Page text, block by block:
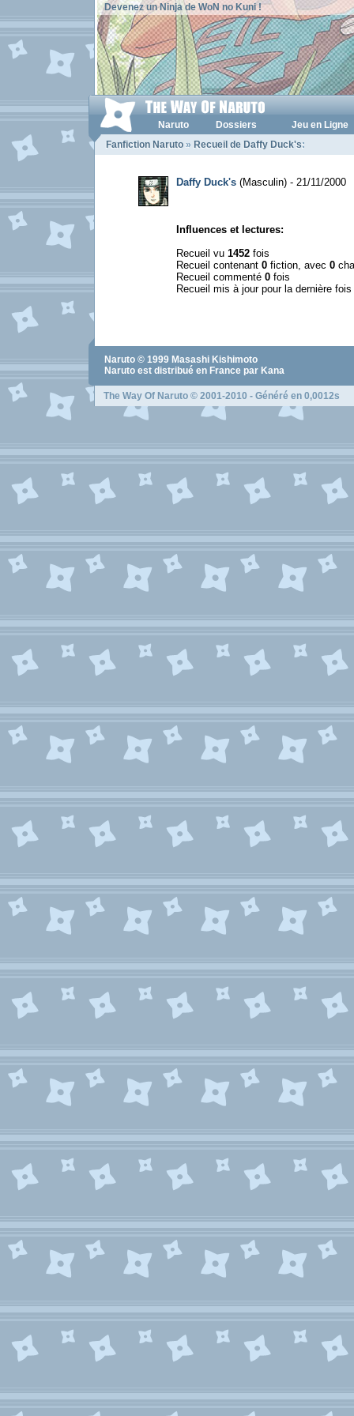
Devenez un Ninja de WoN no Kuni !
Naruto Dossiers
Jeu en Ligne
Fanfiction Naruto » Recueil de Daffy Duck's:
Daffy Duck's (Masculin) - 21/11/2000
Influences et lectures:
Recueil vu 1452 fois
Recueil contenant 0 fiction, avec 0
Recueil commenté 0 fois
Recueil mis à jour pour la dernière
Naruto © 1999 Masashi Kishimoto
Naruto est distribué en France par Kana
The Way Of Naruto © 2001-2010 - Généré en 0,0012s